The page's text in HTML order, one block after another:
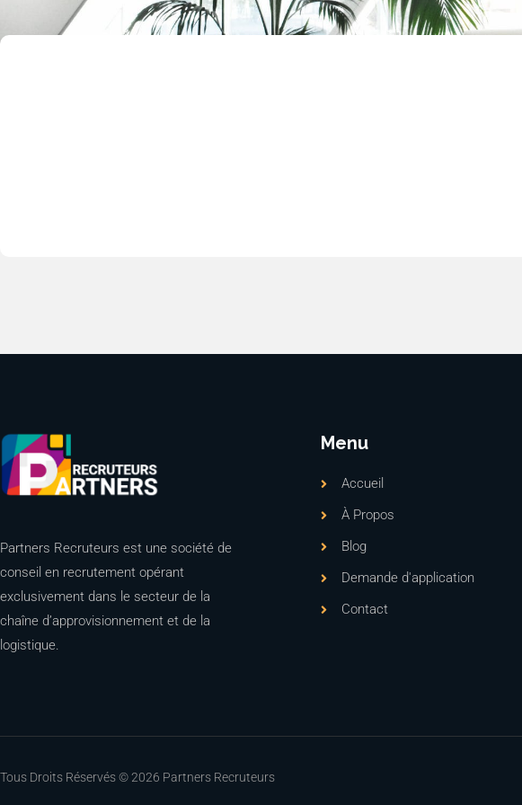
Partners Recruteurs est une société de
conseil en recrutement opérant
exclusivement dans le secteur de la
chaîne d’approvisionnement et de la
logistique.
Menu
Accueil
À Propos
Blog
Demande d'application
Contact
Tous Droits Réservés © 2026 Partners Recruteurs